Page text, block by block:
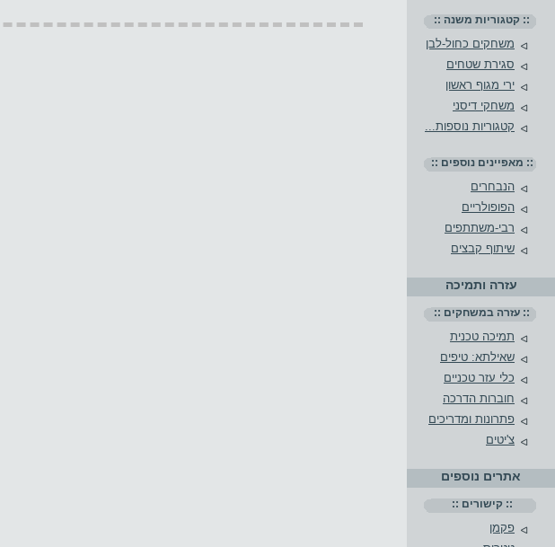
:: קטגוריות משנה ::
משחקים כחול-לבן
סגירת שטחים
ירי מגוף ראשון
משחקי דיסני
קטגוריות נוספות...
:: מאפיינים נוספים ::
הנבחרים
הפופולריים
רבי-משתתפים
שיתוף קבצים
עזרה ותמיכה
:: עזרה במשחקים ::
תמיכה טכנית
שאילתא: טיפים
כלי עזר טכניים
חוברות הדרכה
פתרונות ומדריכים
צ'יטים
אתרים נוספים
:: קישורים ::
פקמן